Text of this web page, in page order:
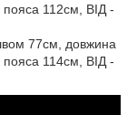
пояса 112см, ВІД -
77см, довжина
пояса 114см, ВІД -